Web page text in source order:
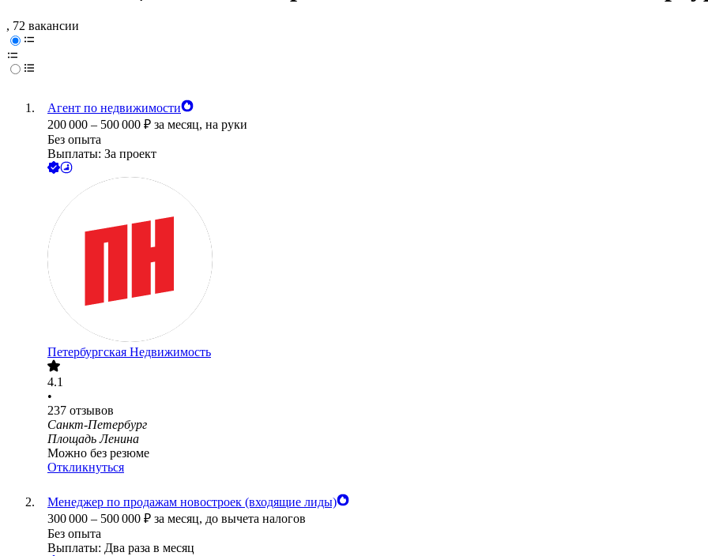
, 72 вакансии
Агент по недвижимости
200 000 – 500 000 ₽ за месяц, на руки
Без опыта
Выплаты: За проект
Петербургская Недвижимость
4.1
•
237 отзывов
Санкт-Петербург
Площадь Ленина
Можно без резюме
Откликнуться
Менеджер по продажам новостроек (входящие лиды)
300 000 – 500 000 ₽ за месяц, до вычета налогов
Без опыта
Выплаты: Два раза в месяц